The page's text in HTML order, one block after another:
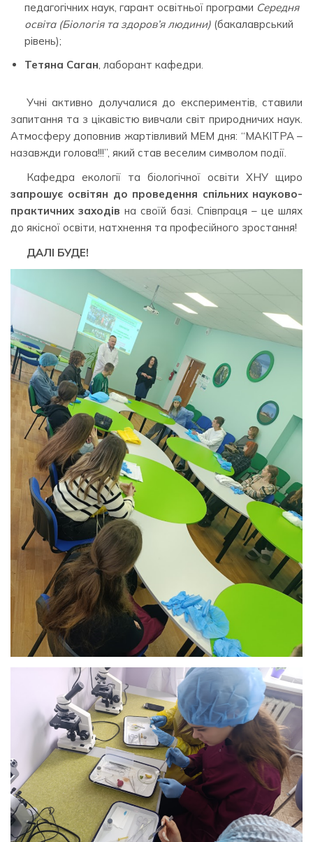
педагогічних наук, гарант освітньої програми Середня
освіта (Біологія та здоров’я людини) (бакалаврський
рівень);
Тетяна Саган, лаборант кафедри.
Учні активно долучалися до експериментів, ставили
запитання та з цікавістю вивчали світ природничих наук.
Атмосферу доповнив жартівливий МЕМ дня: “МАКІТРА –
назавжди голова!!!”, який став веселим символом події.
Кафедра екології та біологічної освіти ХНУ щиро
запрошує освітян до проведення спільних науково-
практичних заходів на своїй базі. Співпраця – це шлях
до якісної освіти, натхнення та професійного зростання!
ДАЛІ БУДЕ!